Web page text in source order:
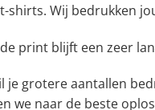
shirts. Wij bedrukken
print blijft een zeer
grotere aantallen
we naar de beste